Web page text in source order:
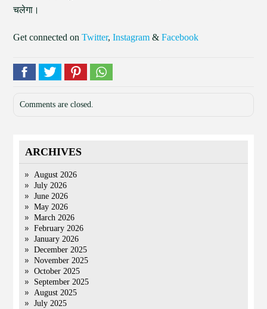
चलेगा।
Get connected onTwitter,Instagram &Facebook
Comments are closed.
ARCHIVES
August 2026
July 2026
June 2026
May 2026
March 2026
February 2026
January 2026
December 2025
November 2025
October 2025
September 2025
August 2025
July 2025